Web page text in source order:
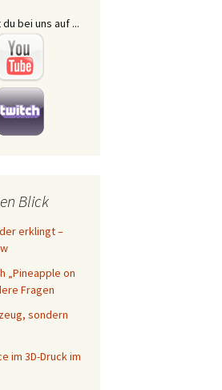
bei uns auf ...
Blick
erklingt –
„Pineapple on
Fragen
sondern
im 3D-Druck im